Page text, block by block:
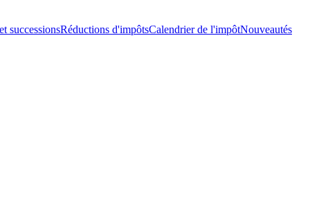
successionsRéductions d'impôtsCalendrier de l'impôtNouveautés